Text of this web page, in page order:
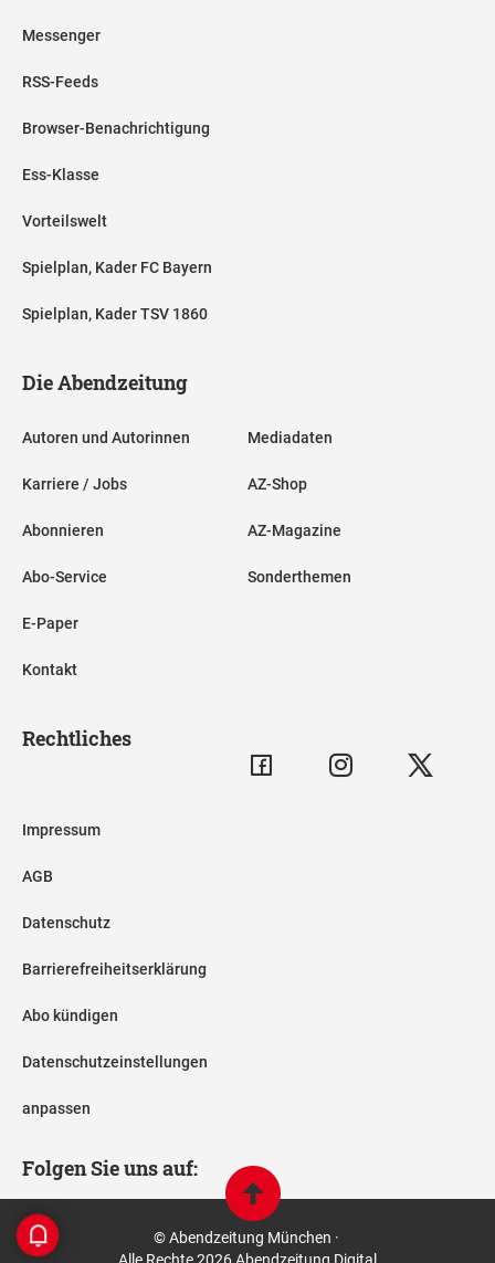
Messenger
RSS-Feeds
Browser-Benachrichtigung
Ess-Klasse
Vorteilswelt
Spielplan, Kader FC Bayern
Spielplan, Kader TSV 1860
Die Abendzeitung
Autoren und Autorinnen
Karriere / Jobs
Abonnieren
Abo-Service
E-Paper
Kontakt
Mediadaten
AZ-Shop
AZ-Magazine
Sonderthemen
Rechtliches
Impressum
AGB
Datenschutz
Barrierefreiheitserklärung
Abo kündigen
Datenschutzeinstellungen
anpassen
Folgen Sie uns auf:
© Abendzeitung München ·